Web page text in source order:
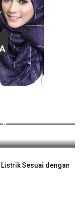
ke Indonesia,
Sesuai dengan